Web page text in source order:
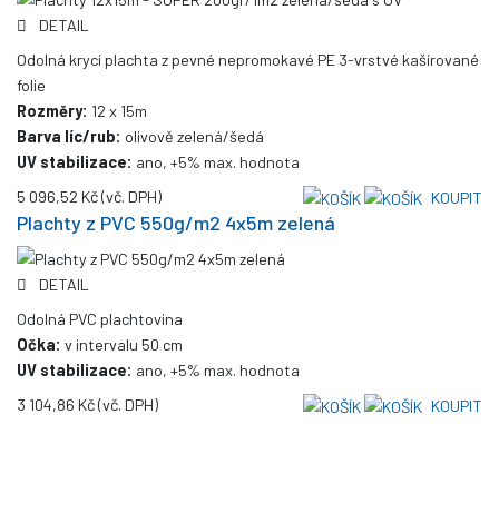
DETAIL
Odolná krycí plachta z pevné nepromokavé PE 3-vrstvé kašírované
folie
Rozměry: 12 x 15m
Barva líc/rub: olivově zelená/šedá
UV stabilizace: ano, +5% max. hodnota
5 096,52 Kč(vč. DPH) KOUPIT
Plachty z PVC 550g/m2 4x5m zelená
DETAIL
Odolná PVC plachtovina
Očka: v intervalu 50 cm
UV stabilizace: ano, +5% max. hodnota
3 104,86 Kč(vč. DPH) KOUPIT